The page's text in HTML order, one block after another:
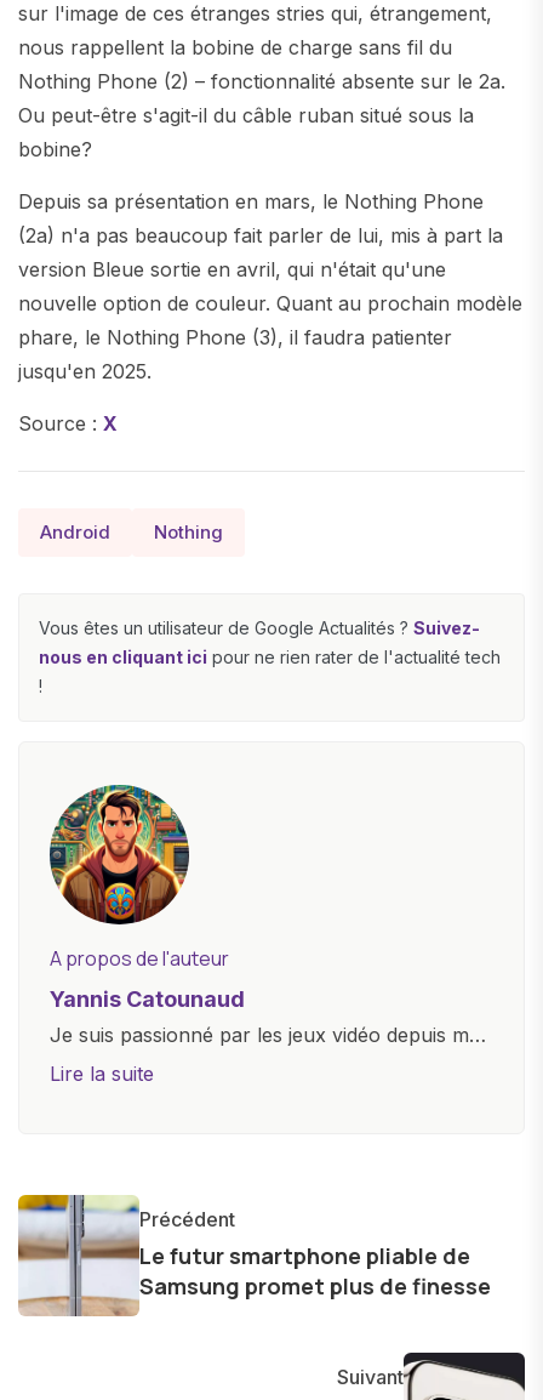
sur l'image de ces étranges stries qui, étrangement,
nous rappellent la bobine de charge sans fil du
Nothing Phone (2) – fonctionnalité absente sur le 2a.
Ou peut-être s'agit-il du câble ruban situé sous la
bobine?
Depuis sa présentation en mars, le Nothing Phone
(2a) n'a pas beaucoup fait parler de lui, mis à part la
version Bleue sortie en avril, qui n'était qu'une
nouvelle option de couleur. Quant au prochain modèle
phare, le Nothing Phone (3), il faudra patienter
jusqu'en 2025.
Source : X
Android Nothing
Vous êtes un utilisateur de Google Actualités ? Suivez-
nous en cliquant ici pour ne rien rater de l'actualité tech
!
A propos de l'auteur
Yannis Catounaud
Je suis passionné par les jeux vidéo depuis mon
plus jeune âge. Mon amour pour l'univers
et bien d'autres gadgets technologiques. Armé
d'une curiosité insatiable, j'aime dévoiler les
dernières tendances et innovations, partageant
avec enthousiasme mes découvertes avec la
l'exploration constante des frontières de la
Lire la suite
Précédent
Le futur smartphone pliable de
Samsung promet plus de finesse
Suivant